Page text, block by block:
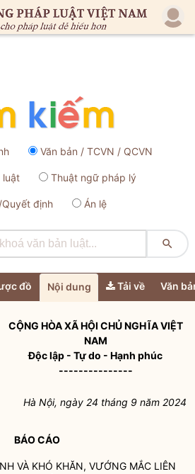
Văn bản / TCVN / QCVN
luật Thuật ngữ pháp lý
Quyết định Án lệ

đồ Nội dung Tải về Văn
CỘNG HÒA XÃ HỘI CHỦ NGHĨA VIỆT
NAM
Độc lập - Tự do - Hạnh phúc
---------------
Hà Nội, ngày 24 tháng 9 năm 2024
BÁO CÁO
VÀ KHÓ KHĂN, VƯỚNG MẮC LIÊN